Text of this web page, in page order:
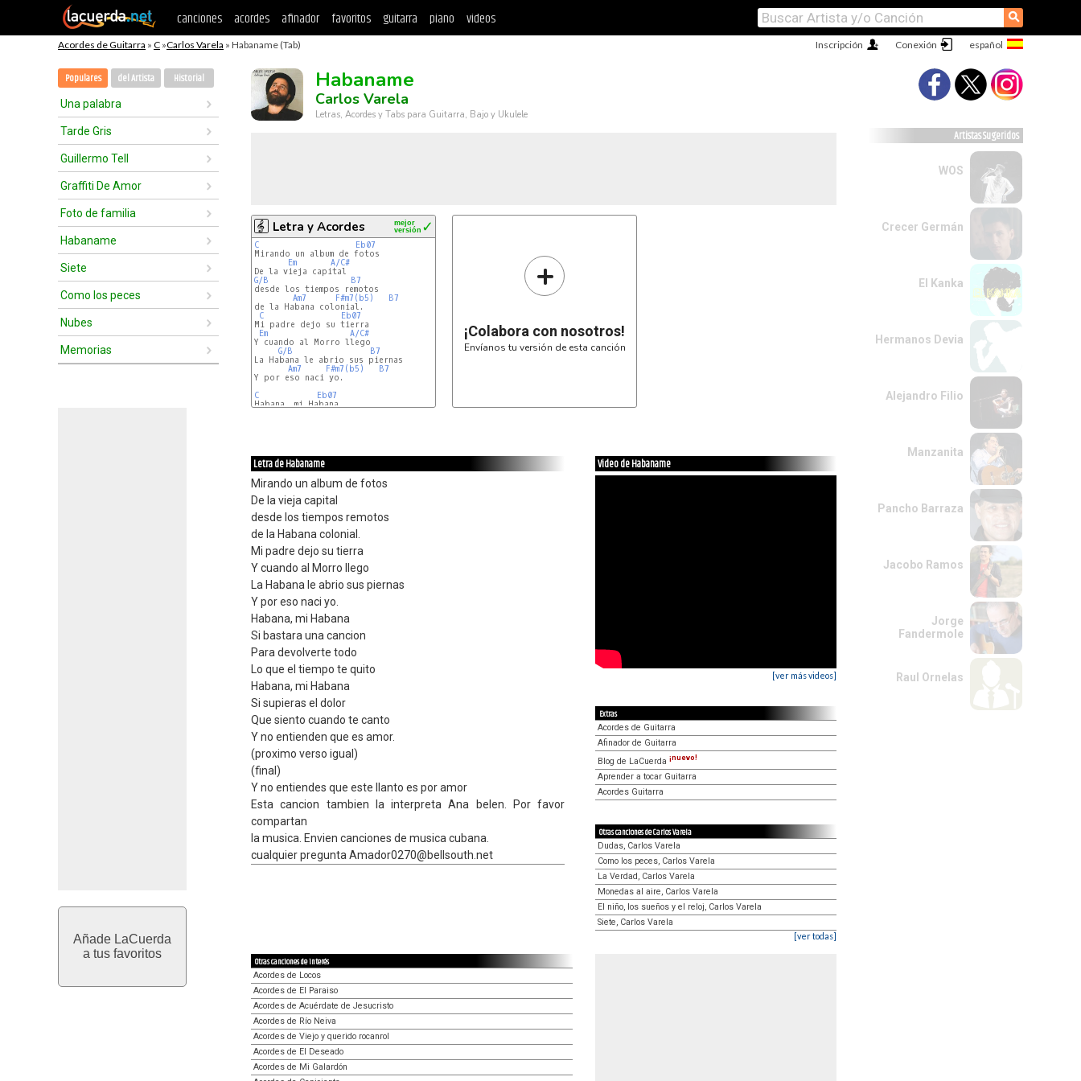
canciones acordes afinador favoritos guitarra piano videos ⚲
Acordes de Guitarra » C »Carlos Varela » Habaname (Tab) Conexión
Inscripción
Populares del Artista Historial
Una palabra
Tarde Gris
Guillermo Tell
Graffiti De Amor
Foto de familia
Habaname
Siete
Como los peces
Nubes
Memorias
Añade LaCuerda
a tus favoritos
Habaname
Carlos Varela
Letras, Acordes y Tabs para Guitarra, Bajo y Ukulele
Letra y Acordes ✓
mejor
versión
C
Eb07
Mirando un album de fotos
Em
A/C#
G/B
B7
desde los tiempos remotos
Am7
F#m7(b5)
B7
de la Habana colonial.
C
Eb07
Mi padre dejo su tierra
Em
A/C#
Y cuando al Morro llego
G/B
B7
La Habana le abrio sus piernas
Am7
F#m7(b5)
B7
Y por eso naci yo.
C
Eb07
+
¡Colabora con nosotros!
Envíanos tu versión de esta canción
Letra de Habaname
Mirando un album de fotos
De la vieja capital
desde los tiempos remotos
de la Habana colonial.
Mi padre dejo su tierra
Y cuando al Morro llego
La Habana le abrio sus piernas
Y por eso naci yo.
Habana, mi Habana
Si bastara una cancion
Para devolverte todo
Lo que el tiempo te quito
Habana, mi Habana
Si supieras el dolor
Que siento cuando te canto
Y no entienden que es amor.
(proximo verso igual)
(final)
Y no entiendes que este llanto es por amor
Esta cancion tambien la interpreta Ana belen. Por favor
compartan
la musica. Envien canciones de musica cubana.
cualquier pregunta Amador0270@bellsouth.net
Video de Habaname
[ver más videos]
Extras
Acordes de Guitarra
Afinador de Guitarra
Blog de LaCuerda ¡nuevo!
Aprender a tocar Guitarra
Acordes Guitarra
Otras canciones de Carlos Varela
Dudas, Carlos Varela
Como los peces, Carlos Varela
La Verdad, Carlos Varela
Monedas al aire, Carlos Varela
El niño, los sueños y el reloj, Carlos Varela
Siete, Carlos Varela
[ver todas]
Otras canciones de interés
Acordes de Locos
Acordes de El Paraiso
Acordes de Acuérdate de Jesucristo
Acordes de Río Neiva
Acordes de Viejo y querido rocanrol
Acordes de El Deseado
Acordes de Mi Galardón
Artistas Sugeridos
WOS
Crecer Germán
El Kanka
Hermanos Devia
Alejandro Filio
Manzanita
Pancho Barraza
Jacobo Ramos
Jorge
Fandermole
Raul Ornelas